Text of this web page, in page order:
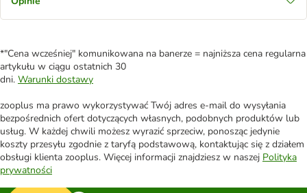
*"Cena wcześniej" komunikowana na banerze = najniższa cena regularna
artykułu w ciągu ostatnich 30
dni. Warunki dostawy
zooplus ma prawo wykorzystywać Twój adres e-mail do wysyłania
bezpośrednich ofert dotyczących własnych, podobnych produktów lub
usług. W każdej chwili możesz wyrazić sprzeciw, ponosząc jedynie
koszty przesyłu zgodnie z taryfą podstawową, kontaktując się z działem
obsługi klienta zooplus. Więcej informacji znajdziesz w naszej Polityka
prywatności